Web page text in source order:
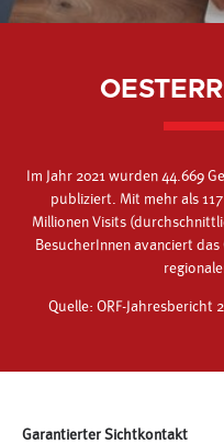
Im Jahr 2021 wurden 44.669
publiziert. Mit mehr als
Millionen Visits
BesucherInnen avanciert
Quelle: ORF-Jahresbericht
Garantierter Sichtkontakt